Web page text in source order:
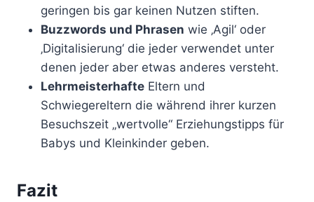
geringen bis gar keinen Nutzen stiften.
Buzzwords und Phrasen wie ‚Agil‘ oder
‚Digitalisierung‘ die jeder verwendet unter
denen jeder aber etwas anderes versteht.
Lehrmeisterhafte Eltern und
Schwiegereltern die während ihrer kurzen
Besuchszeit „wertvolle“ Erziehungstipps für
Babys und Kleinkinder geben.
Fazit